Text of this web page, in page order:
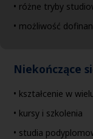
• różne tryby
• możliwość
Niekończące
• kształcenie w
• kursy i szkolenia
• studia